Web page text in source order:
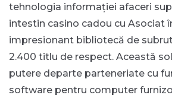
tehnologia informației afaceri
intestin casino cadou cu Asociat
impresionant bibliotecă de
2.400 titlu de respect. Această
putere departe parteneriate cu
software pentru computer